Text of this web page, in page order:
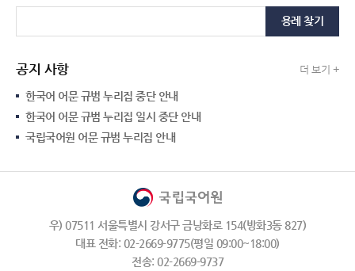
용례 찾기
공지 사항 더 보기 +
한국어 어문 규범 누리집 중단 안내
한국어 어문 규범 누리집 일시 중단 안내
국립국어원 어문 규범 누리집 안내
우) 07511 서울특별시 강서구 금낭화로 154(방화3동 827)
대표 전화: 02-2669-9775(평일 09:00~18:00)
전송: 02-2669-9737